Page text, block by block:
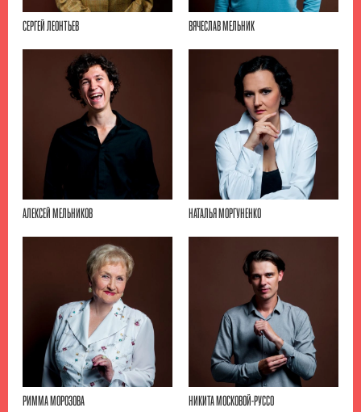
СЕРГЕЙ ЛЕОНТЬЕВ ВЯЧЕСЛАВ МЕЛЬНИК
АЛЕКСЕЙ МЕЛЬНИКОВ НАТАЛЬЯ МОРГУНЕНКО
РИММА МОРОЗОВА НИКИТА МОСКОВОЙ-РУССО